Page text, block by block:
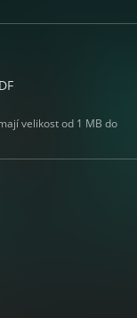
velikost od 1 MB do